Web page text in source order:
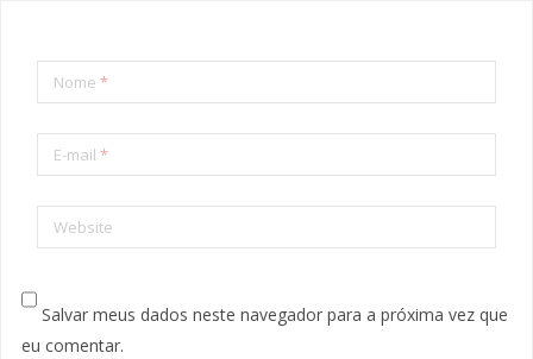
Nome *
E-mail *
Website
Salvar meus dados neste navegador para a próxima vez que
eu comentar.